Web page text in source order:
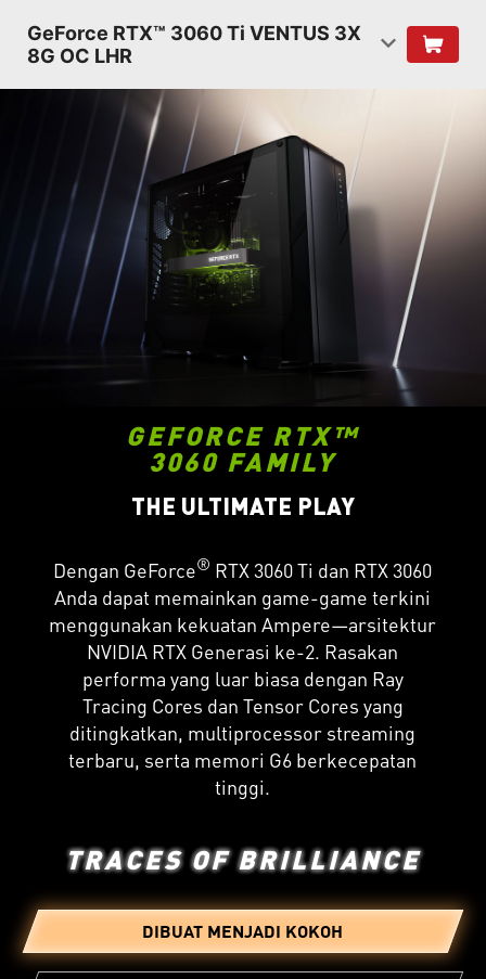
GeForce RTX™ 3060 Ti VENTUS 3X
8G OC LHR
GEFORCE RTX™
3060 FAMILY
THE ULTIMATE PLAY
Dengan GeForce® RTX 3060 Ti dan RTX 3060
Anda dapat memainkan game-game terkini
menggunakan kekuatan Ampere—arsitektur
NVIDIA RTX Generasi ke-2. Rasakan
performa yang luar biasa dengan Ray
Tracing Cores dan Tensor Cores yang
ditingkatkan, multiprocessor streaming
terbaru, serta memori G6 berkecepatan
tinggi.
TRACES OF BRILLIANCE
DIBUAT MENJADI KOKOH